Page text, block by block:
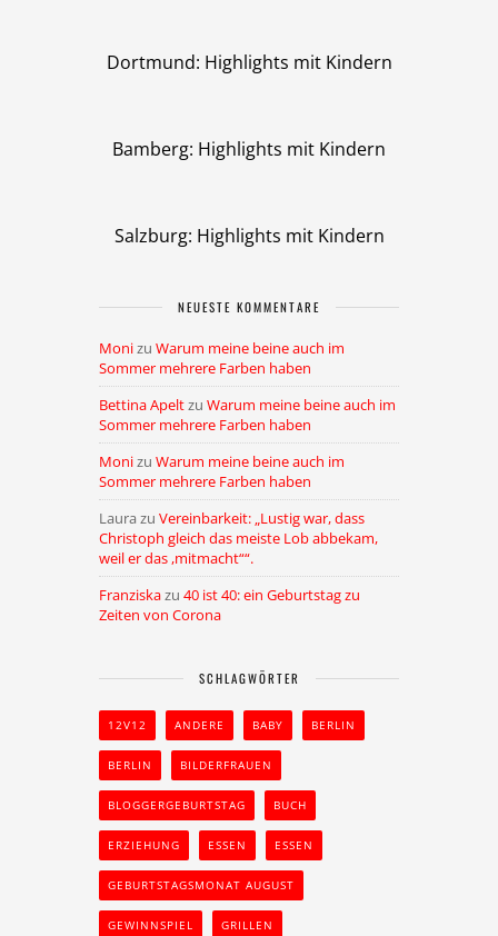
Dortmund: Highlights mit Kindern
Bamberg: Highlights mit Kindern
Salzburg: Highlights mit Kindern
NEUESTE KOMMENTARE
Monizu Warum meine beine auch im
Sommer mehrere Farben haben
Bettina Apeltzu Warum meine beine auch im
Sommer mehrere Farben haben
Monizu Warum meine beine auch im
Sommer mehrere Farben haben
Laura zu Vereinbarkeit: „Lustig war, dass
Christoph gleich das meiste Lob abbekam,
weil er das ,mitmacht““.
Franziskazu 40 ist 40: ein Geburtstag zu
Zeiten von Corona
SCHLAGWÖRTER
12V12 ANDERE BABY BERLIN
BERLIN BILDERFRAUEN
BLOGGERGEBURTSTAG BUCH
ERZIEHUNG ESSEN ESSEN
GEBURTSTAGSMONAT AUGUST
GEWINNSPIEL GRILLEN